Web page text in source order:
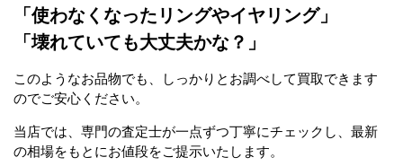
「使わなくなったリングやイヤリング」
「壊れていても大丈夫かな？」
このようなお品物でも、しっかりとお調べして買取できます
のでご安心ください。
当店では、専門の査定士が一点ずつ丁寧にチェックし、最新
の相場をもとにお値段をご提示いたします。